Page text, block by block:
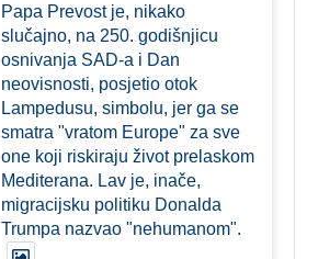
Papa Prevost je, nikako
slučajno, na 250. godišnjicu
osnivanja SAD-a i Dan
neovisnosti, posjetio otok
Lampedusu, simbolu, jer ga se
smatra "vratom Europe" za sve
one koji riskiraju život prelaskom
Mediterana. Lav je, inače,
migracijsku politiku Donalda
Trumpa nazvao "nehumanom".